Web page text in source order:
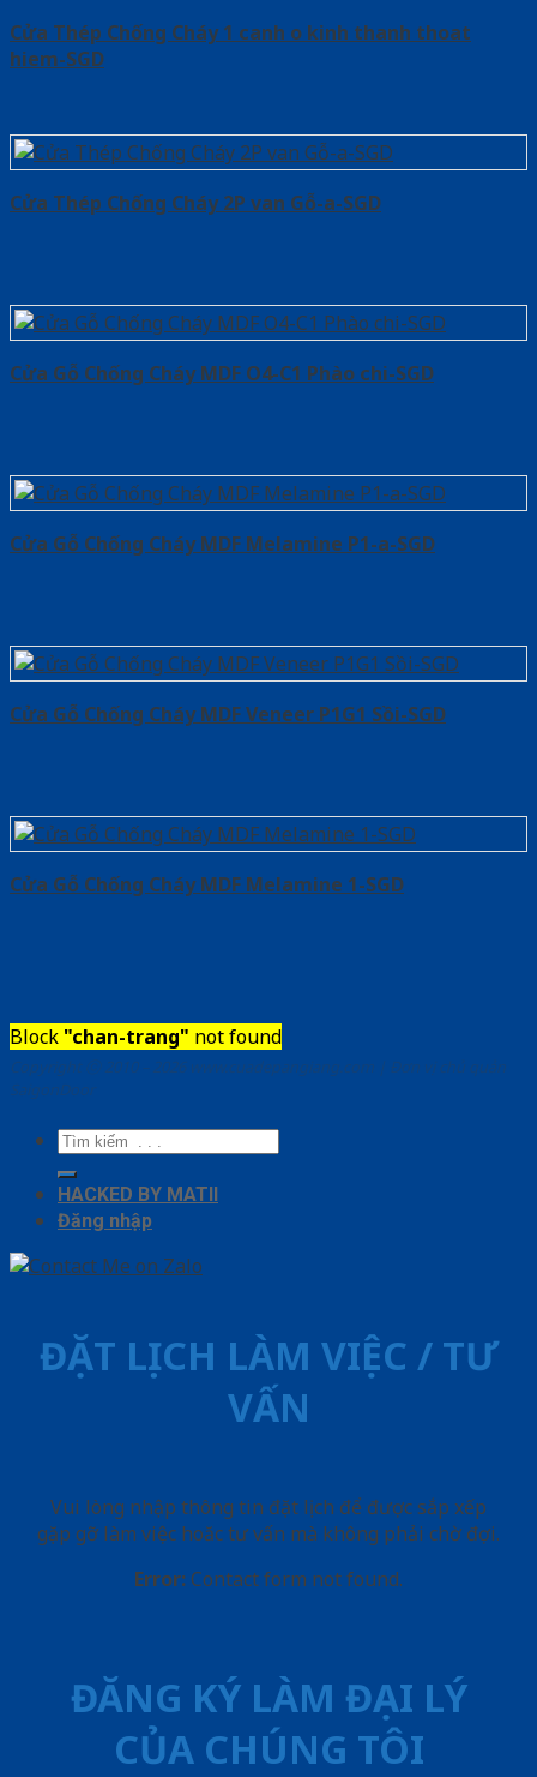
Cửa Thép Chống Cháy 1 canh o kinh thanh thoat
hiem-SGD
Cửa Thép Chống Cháy 2P van Gỗ-a-SGD
Cửa Gỗ Chống Cháy MDF O4-C1 Phào chi-SGD
Cửa Gỗ Chống Cháy MDF Melamine P1-a-SGD
Cửa Gỗ Chống Cháy MDF Veneer P1G1 Sồi-SGD
Cửa Gỗ Chống Cháy MDF Melamine 1-SGD
Block "chan-trang" not found
Copyright ⓒ 2010 – 2026 www.cuadepangiang.com | Đơn vị chủ quản
SaigonDoor
Tìm
kiếm:
HACKED BY MATII
Đăng nhập
ĐẶT LỊCH LÀM VIỆC / TƯ
VẤN
Vui lòng nhập thông tin đặt lịch để được sắp xếp
gặp gỡ làm việc hoăc tư vấn mà không phải chờ đợi.
Error: Contact form not found.
ĐĂNG KÝ LÀM ĐẠI LÝ
CỦA CHÚNG TÔI